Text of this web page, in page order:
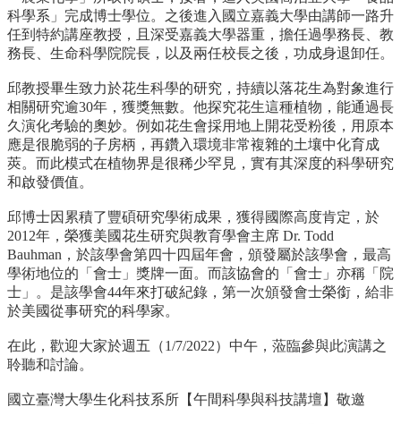
士
班
友
會
動
態
常
用
資
源
下
載
中
心
捐
款
專
科學系」完成博士學位。之後進入國立嘉義大學由講師一路升
任到特約講座教授，且深受嘉義大學器重，擔任過學務長、教
務長、生命科學院院長，以及兩任校長之後，功成身退卸任。
邱教授畢生致力於花生科學的研究，持續以落花生為對象進行
相關研究逾30年，獲獎無數。他探究花生這種植物，能通過長
久演化考驗的奧妙。例如花生會採用地上開花受粉後，用原本
應是很脆弱的子房柄，再鑽入環境非常複雜的土壤中化育成
莢。而此模式在植物界是很稀少罕見，實有其深度的科學研究
和啟發價值。
邱博士因累積了豐碩研究學術成果，獲得國際高度肯定，於
2012年，榮獲美國花生研究與教育學會主席 Dr. Todd
Bauhman，於該學會第四十四屆年會，頒發屬於該學會，最高
學術地位的「會士」獎牌一面。而該協會的「會士」亦稱「院
士」。是該學會44年來打破紀錄，第一次頒發會士榮銜，給非
於美國從事研究的科學家。
在此，歡迎大家於週五（1/7/2022）中午，蒞臨參與此演講之
聆聽和討論。
國立臺灣大學生化科技系所【午間科學與科技講壇】敬邀